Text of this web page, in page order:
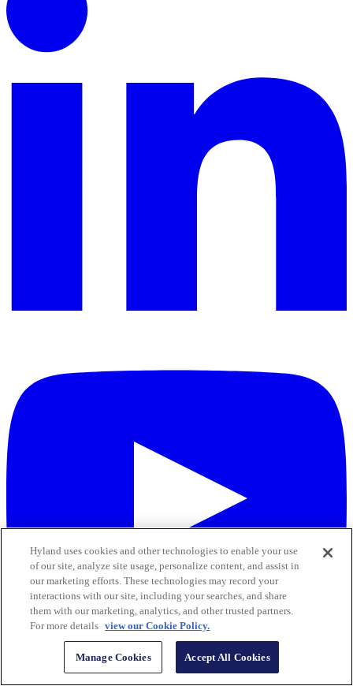
Hyland uses cookies and other technologies to enable your use
of our site, analyze site usage, personalize content, and assist in
our marketing efforts. These technologies may record your
interactions with our site, including your searches, and share
them with our marketing, analytics, and other trusted partners.
For more details view our Cookie Policy.
Manage Cookies Accept All Cookies